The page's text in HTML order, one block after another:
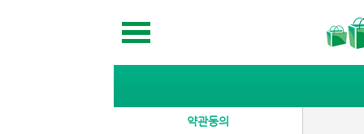
약관동의